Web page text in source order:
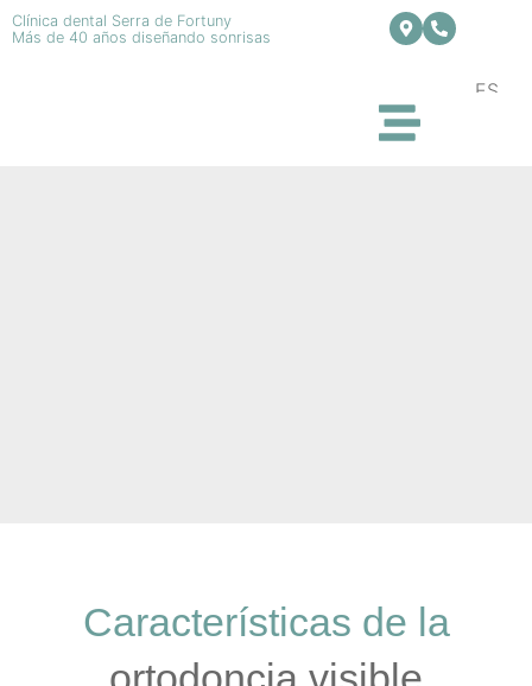
Clínica dental Serra de Fortuny
Más de 40 años diseñando sonrisas
ES
Características de la